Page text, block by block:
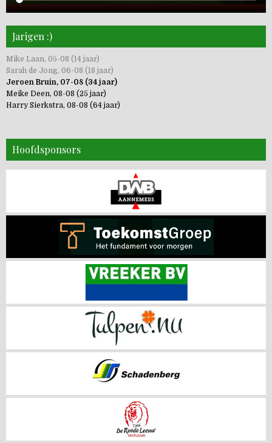
Jarigen :)
Mike Laan, 05-08 (14 jaar)
Sarah de Jong, 06-08 (18 jaar)
Jeroen Bruin, 07-08 (34 jaar)
Meike Deen, 08-08 (25 jaar)
Harry Sierkstra, 08-08 (64 jaar)
Hoofdsponsors